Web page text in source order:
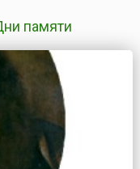
памяти